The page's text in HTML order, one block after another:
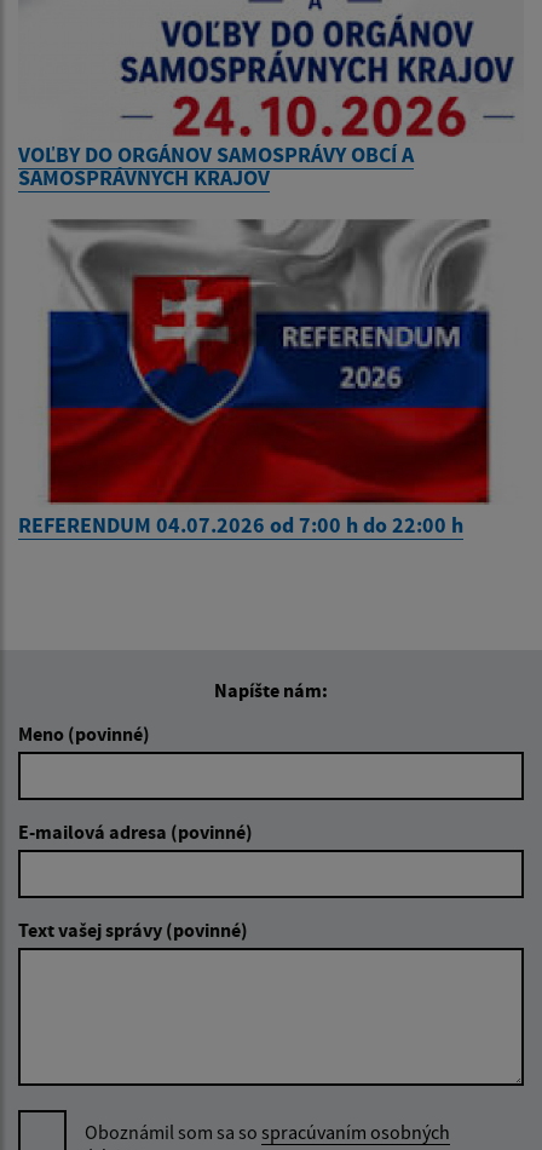
VOĽBY DO ORGÁNOV SAMOSPRÁVY OBCÍ A
SAMOSPRÁVNYCH KRAJOV
REFERENDUM 04.07.2026 od 7:00 h do 22:00 h
Napíšte nám:
Meno (povinné)
E-mailová adresa (povinné)
Text vašej správy (povinné)
Oboznámil som sa so spracúvaním osobných